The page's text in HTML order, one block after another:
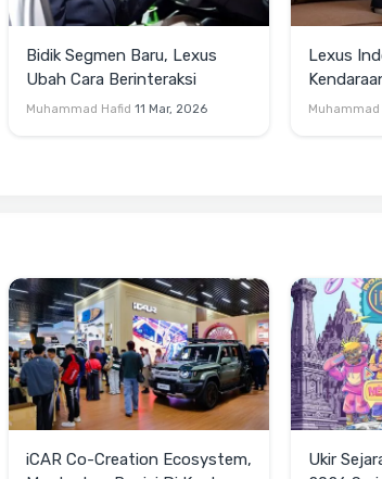
Bidik Segmen Baru, Lexus
Ubah Cara Berinteraksi
Muhammad Hafid 11 Mar, 2026
Lexus
Lirik
Muhammad
iCAR Co-Creation Ecosystem,
Ukir